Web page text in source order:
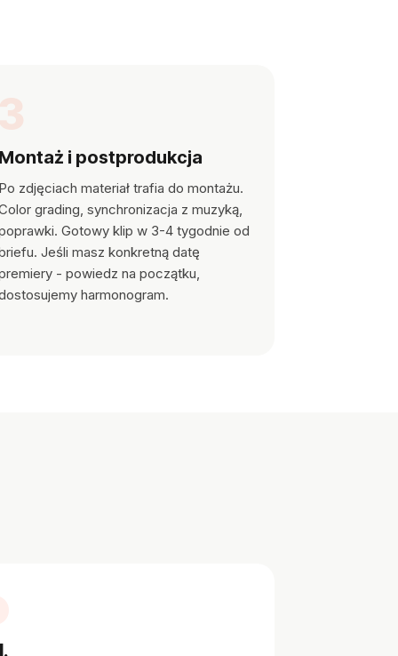
i postprodukcja
zdjęciach materiał trafia do montażu.
grading, synchronizacja z muzyką,
Gotowy klip w 3-4 tygodnie od
Jeśli masz konkretną datę
- powiedz na początku,
harmonogram.